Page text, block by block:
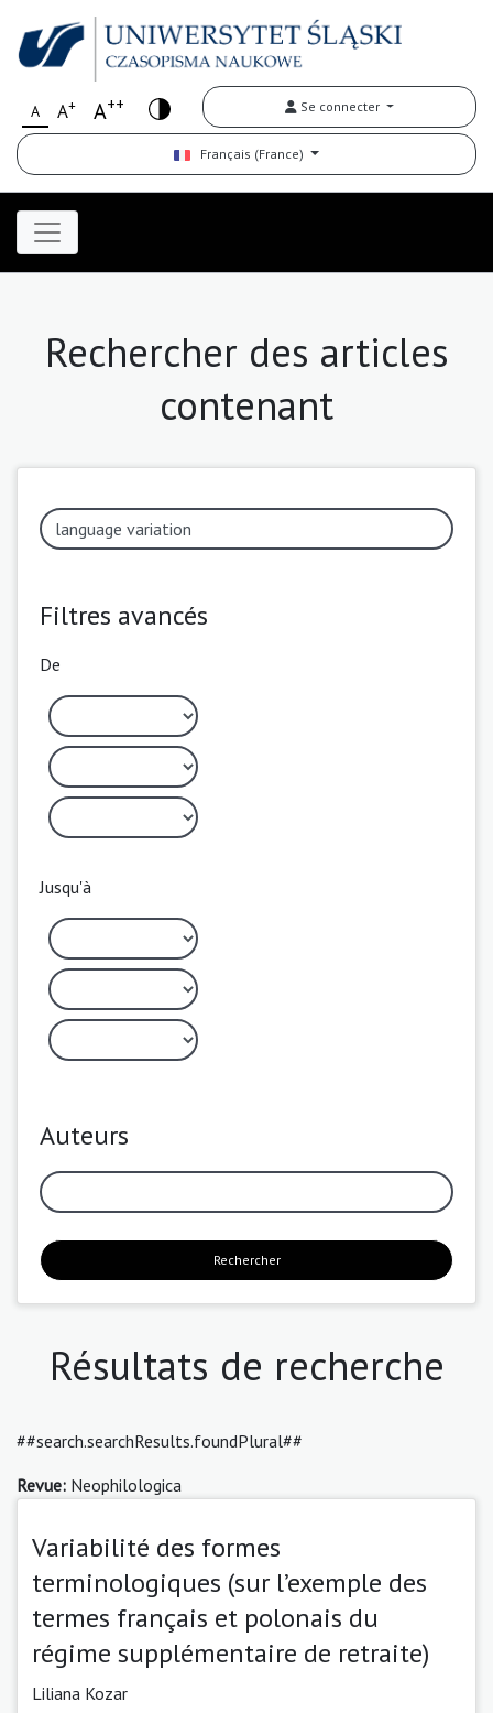
A A+ A++ Se connecter
Français (France)
Rechercher des articles
contenant
Filtres avancés
De
Jusqu'à
Auteurs
Rechercher
Résultats de recherche
##search.searchResults.foundPlural##
Revue: Neophilologica
Variabilité des formes
terminologiques (sur l’exemple des
termes français et polonais du
régime supplémentaire de retraite)
Liliana Kozar